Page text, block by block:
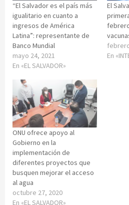
“El Salvador es el país más
igualitario en cuanto a
ingresos de América
Latina”: representante de
Banco Mundial
mayo 24, 2021
En «EL SALVADOR»
El
En
ONU ofrece apoyo al
Gobierno en la
implementación de
diferentes proyectos que
busquen mejorar el acceso
al agua
octubre 27, 2020
En «EL SALVADOR»